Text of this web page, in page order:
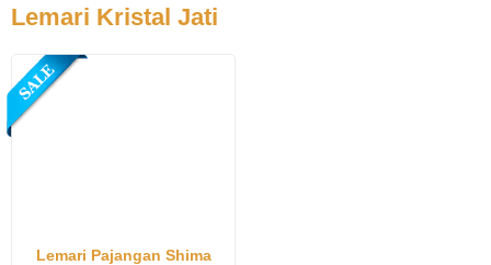
Lemari Kristal Jati
Lemari Pajangan Shima